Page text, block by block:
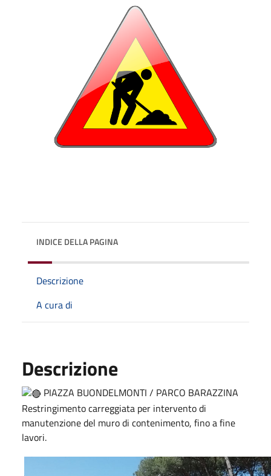
INDICE DELLA PAGINA
Descrizione
A cura di
Descrizione
PIAZZA BUONDELMONTI / PARCO BARAZZINA
Restringimento carreggiata per intervento di
manutenzione del muro di contenimento, fino a fine
lavori.